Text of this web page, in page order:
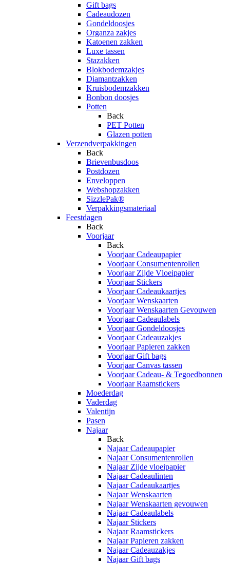
Gift bags
Cadeaudozen
Gondeldoosjes
Organza zakjes
Katoenen zakken
Luxe tassen
Stazakken
Blokbodemzakjes
Diamantzakken
Kruisbodemzakken
Bonbon doosjes
Potten
Back
PET Potten
Glazen potten
Verzendverpakkingen
Back
Brievenbusdoos
Postdozen
Enveloppen
Webshopzakken
SizzlePak®
Verpakkingsmateriaal
Feestdagen
Back
Voorjaar
Back
Voorjaar Cadeaupapier
Voorjaar Consumentenrollen
Voorjaar Zijde Vloeipapier
Voorjaar Stickers
Voorjaar Cadeaukaartjes
Voorjaar Wenskaarten
Voorjaar Wenskaarten Gevouwen
Voorjaar Cadeaulabels
Voorjaar Gondeldoosjes
Voorjaar Cadeauzakjes
Voorjaar Papieren zakken
Voorjaar Gift bags
Voorjaar Canvas tassen
Voorjaar Cadeau- & Tegoedbonnen
Voorjaar Raamstickers
Moederdag
Vaderdag
Valentijn
Pasen
Najaar
Back
Najaar Cadeaupapier
Najaar Consumentenrollen
Najaar Zijde vloeipapier
Najaar Cadeaulinten
Najaar Cadeaukaartjes
Najaar Wenskaarten
Najaar Wenskaarten gevouwen
Najaar Cadeaulabels
Najaar Stickers
Najaar Raamstickers
Najaar Papieren zakken
Najaar Cadeauzakjes
Najaar Gift bags